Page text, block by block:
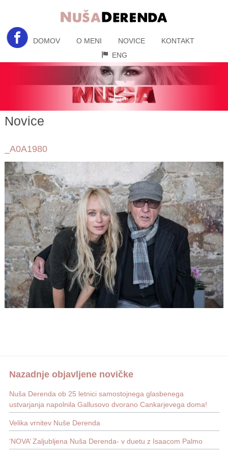
DOMOV O MENI NOVICE
KONTAKT
ENG
Novice
_A0A1980
Nazadnje objavljene novičke
Nuša Derenda ob 25 letnici samostojnega glasbenega
ustvarjanja napolnila Gallusovo dvorano Cankarjevega doma!
Velika vrnitev Nuše Derenda
‘NOVA’ Zaljubljena Nuša Derenda- v duetu z Isaacom Palmo